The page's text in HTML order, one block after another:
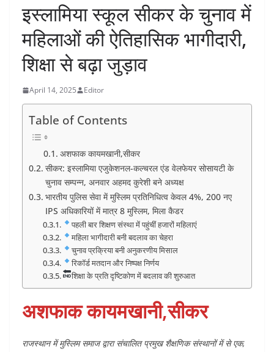
इस्लामिया स्कूल सीकर के चुनाव में
महिलाओं की ऐतिहासिक भागीदारी,
शिक्षा से बढ़ा जुड़ाव
April 14, 2025 Editor
Table of Contents
अशफाक कायमखानी,सीकर
सीकर: इस्लामिया एजुकेशनल-कल्चरल एंड वेलफेयर सोसायटी के
चुनाव सम्पन्न, अनवार अहमद कुरेशी बने अध्यक्ष
भारतीय पुलिस सेवा में मुस्लिम प्रतिनिधित्व केवल 4%, 200 नए
IPS अधिकारियों में मात्र 8 मुस्लिम, मिला कैडर
पहली बार शिक्षण संस्था में पहुंचीं हजारों महिलाएं
महिला भागीदारी बनी बदलाव का चेहरा
चुनाव प्रक्रिया बनी अनुकरणीय मिसाल
रिकॉर्ड मतदान और निष्पक्ष निर्णय
शिक्षा के प्रति दृष्टिकोण में बदलाव की शुरुआत
अशफाक कायमखानी,सीकर
राजस्थान में मुस्लिम समाज द्वारा संचालित प्रमुख शैक्षणिक संस्थानों में से एक,